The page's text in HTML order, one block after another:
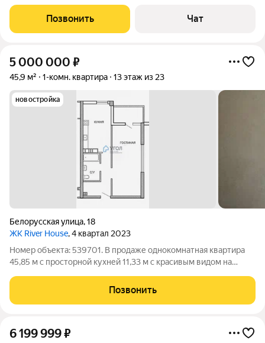
кроме одной комнаты, произведена замена электрики,
встроенная кухня с духовым шкафом,
Позвонить Чат
5 000 000 ₽
45,9 м² 1-комн. квартира 13 этаж из 23
новостройка
Белорусская улица,18
ЖК River House, 4 квартал 2023
Номер объекта: 539701. В продаже однокомнатная квартира
45,85 м с просторной кухней 11,33 м с красивым видом на
постройки. ПЛАНИРОВКА 45,85 м. Просторная кухня
идеальное пространство для
Позвонить
6 199 999₽